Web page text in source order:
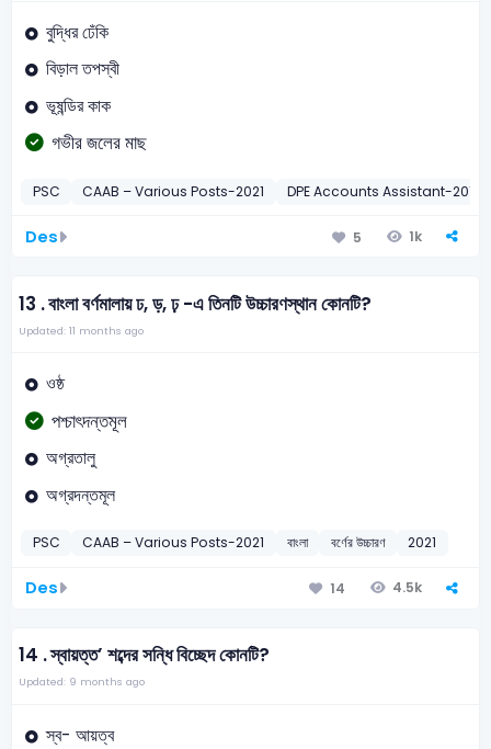
বুদ্ধির ঢেঁকি
বিড়াল তপস্বী
ভূষন্ডির কাক
গভীর জলের মাছ
PSC CAAB – Various Posts-2021 DPE Accounts Assistant-2011
Des 5 1k
13 .বাংলা বর্ণমালায় ঢ, ড়, ঢ় -এ তিনটি উচ্চারণস্থান কোনটি?
Updated: 11 months ago
ওষ্ঠ
পশ্চাৎদন্তমূল
অগ্রতালু
অগ্রদন্তমূল
PSC CAAB – Various Posts-2021 বাংলা বর্ণের উচ্চারণ 2021
Des 14 4.5k
14 .স্বায়ত্ত’ শব্দের সন্ধি বিচ্ছেদ কোনটি?
Updated: 9 months ago
স্ব- আয়ত্ব